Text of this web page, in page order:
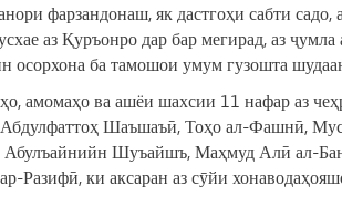
фарзандонаш, як дастгоҳи сабти садо,
аз Қуръонро дар бар мегирад, аз
осорхона ба тамошои умум гузошта
амомаҳо ва ашёи шахсии 11 нафар аз
Шаъшаъӣ, Тоҳо ал-Фашнӣ,
Шуъайшъ, Маҳмуд Алӣ ал-
ки аксаран аз сӯйи